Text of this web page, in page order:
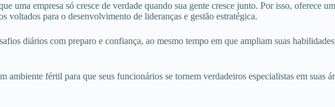
uma empresa só cresce de verdade quando sua gente cresce junto. Por isso, oferece
voltados para o desenvolvimento de lideranças e gestão estratégica.
diários com preparo e confiança, ao mesmo tempo em que ampliam suas
fértil para que seus funcionários se tornem verdadeiros especialistas em suas